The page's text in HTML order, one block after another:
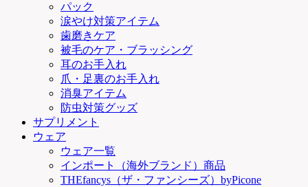
パック
涙やけ対策アイテム
歯磨きケア
被毛のケア・ブラッシング
耳のお手入れ
爪・足裏のお手入れ
消臭アイテム
防虫対策グッズ
サプリメント
ウェア
ウェア一覧
インポート（海外ブランド）商品
THEfancys（ザ・ファンシーズ）byPicone